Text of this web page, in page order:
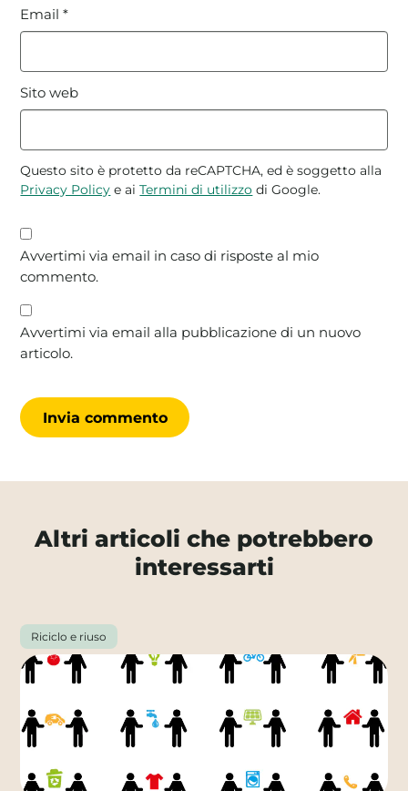
Email*
Sito web
Questo sito è protetto da reCAPTCHA, ed è soggetto alla
Privacy Policy e aiTermini di utilizzo di Google.
Avvertimi via email in caso di risposte al mio
commento.
Avvertimi via email alla pubblicazione di un nuovo
articolo.
Altri articoli che potrebbero
interessarti
Riciclo e riuso